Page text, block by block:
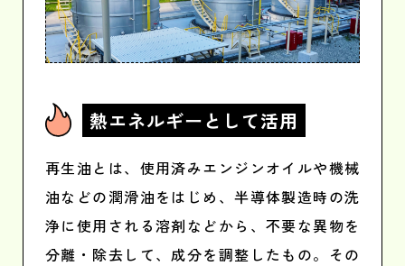
熱エネルギーとして活用
再生油とは、使用済みエンジンオイルや機械
油などの潤滑油をはじめ、半導体製造時の洗
浄に使用される溶剤などから、不要な異物を
分離・除去して、成分を調整したもの。その